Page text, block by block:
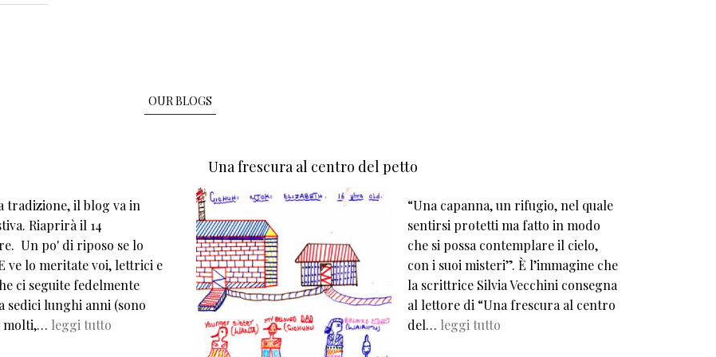
OUR BLOGS
tradizione, il blog va in
Riaprirà il 14
Un po' di riposo se lo
ve lo meritate voi, lettrici e
ci seguite fedelmente
sedici lunghi anni (sono
molti,… leggi tutto
Una frescura al centro del petto
“Una capanna, un rifugio, nel quale
sentirsi protetti ma fatto in modo
che si possa contemplare il cielo,
con i suoi misteri”. È l’immagine che
la scrittrice Silvia Vecchini consegna
al lettore di “Una frescura al centro
del… leggi tutto